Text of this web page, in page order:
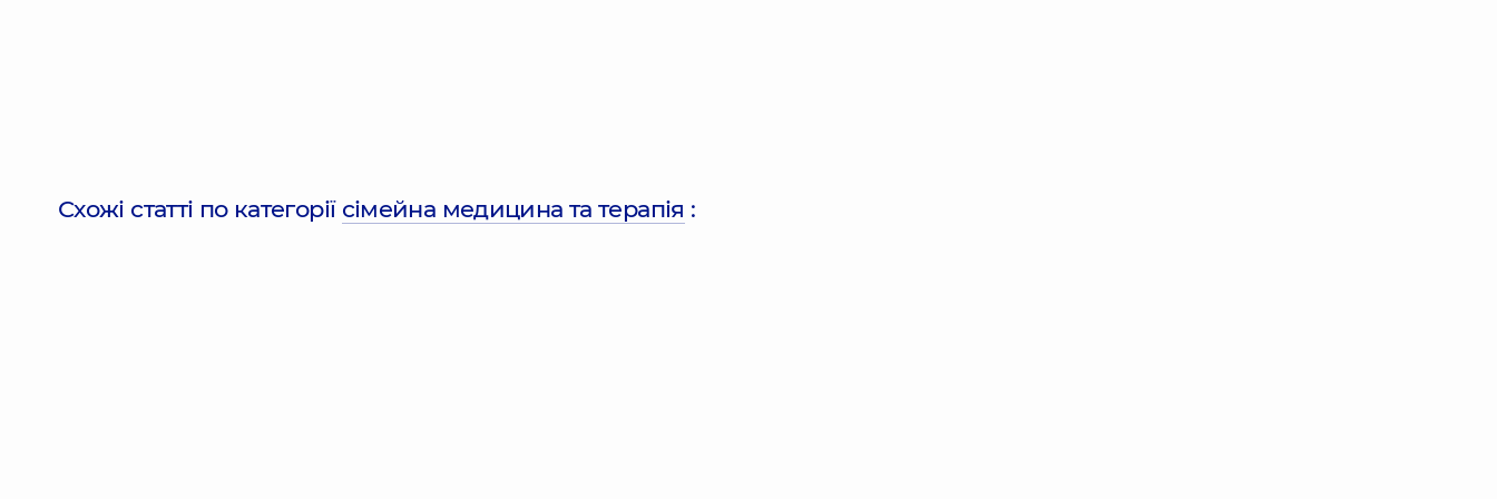
Схожі статті по категорії сімейна медицина та терапія :